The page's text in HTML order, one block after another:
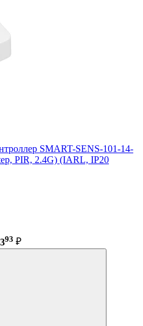
SMART-SENS-101-14-
PIR, 2.4G) (IARL, IP20
93 ₽